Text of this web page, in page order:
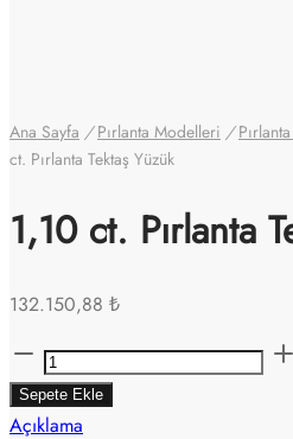
Ana Sayfa / Pırlanta Modelleri /
ct. Pırlanta Tektaş Yüzük
1,10 ct. Pırlanta
132.150,88 ₺
1,10
ct.
Pırlanta
Sepete Ekle
Açıklama